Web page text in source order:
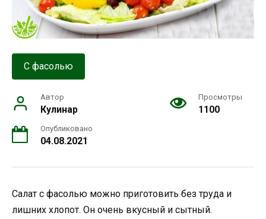
С фасолью
Автор
Кулинар
Просмотры
1100
Опубликовано
04.08.2021
Салат с фасолью можно приготовить без труда и
лишних хлопот. Он очень вкусный и сытный.